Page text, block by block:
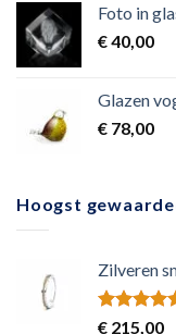
Foto in
€40,00
Glazen
€ 78,00
Hoogst
Zilveren
Rated5.00
€ 215,00